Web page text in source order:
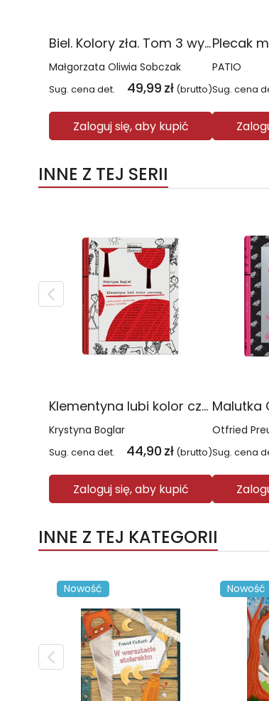
Biel. Kolory zła. Tom 3 wyd. 2025
Małgorzata Oliwia Sobczak
Sug. cena det. 49,99 zł (brutto)
Zaloguj się, aby kupić
PATIO
Sug. cena
INNE Z TEJ SERII
Klementyna lubi kolor czerwony. wyd. 2023
Krystyna Boglar
Sug. cena det. 44,90 zł (brutto)
Zaloguj się, aby kupić
Otfried
Sug. cena
INNE Z TEJ KATEGORII
Nowość Nowość